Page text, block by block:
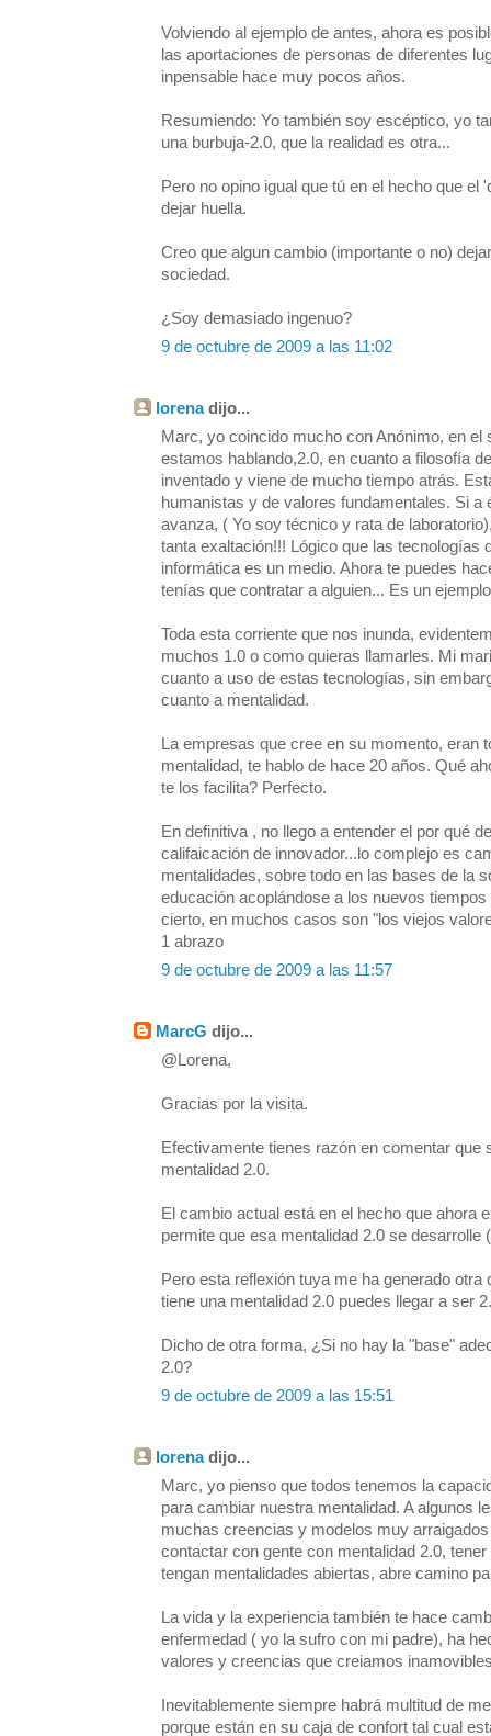
Volviendo al ejemplo de antes, ahora es
las aportaciones de personas de diferentes
inpensable hace muy pocos años.
Resumiendo: Yo también soy escéptico, yo
una burbuja-2.0, que la realidad es otra...
Pero no opino igual que tú en el hecho que el
dejar huella.
Creo que algun cambio (importante o no)
sociedad.
¿Soy demasiado ingenuo?
9 de octubre de 2009 a las 11:02
lorenadijo...
Marc, yo coincido mucho con Anónimo, en el
estamos hablando,2.0, en cuanto a filosofía
inventado y viene de mucho tiempo atrás.
humanistas y de valores fundamentales. Si a
avanza, ( Yo soy técnico y rata de
tanta exaltación!!! Lógico que las tecnologías
informática es un medio. Ahora te puedes
tenías que contratar a alguien... Es un
Toda esta corriente que nos inunda,
muchos 1.0 o como quieras llamarles. Mi
cuanto a uso de estas tecnologías, sin
cuanto a mentalidad.
La empresas que cree en su momento, eran
mentalidad, te hablo de hace 20 años. Qué
te los facilita? Perfecto.
En definitiva , no llego a entender el por qué
califaicación de innovador...lo complejo es
mentalidades, sobre todo en las bases de la
educación acoplándose a los nuevos
cierto, en muchos casos son "los viejos
1 abrazo
9 de octubre de 2009 a las 11:57
MarcG dijo...
@Lorena,
Gracias por la visita.
Efectivamente tienes razón en comentar que
mentalidad 2.0.
El cambio actual está en el hecho que ahora
permite que esa mentalidad 2.0 se desarrolle
Pero esta reflexión tuya me ha generado
tiene una mentalidad 2.0 puedes llegar a ser
Dicho de otra forma, ¿Si no hay la "base"
2.0?
9 de octubre de 2009 a las 15:51
lorenadijo...
Marc, yo pienso que todos tenemos la
para cambiar nuestra mentalidad. A algunos
muchas creencias y modelos muy
contactar con gente con mentalidad 2.0,
tengan mentalidades abiertas, abre camino
La vida y la experiencia también te hace
enfermedad ( yo la sufro con mi padre), ha
valores y creencias que creiamos
Inevitablemente siempre habrá multitud de
porque están en su caja de confort tal cual